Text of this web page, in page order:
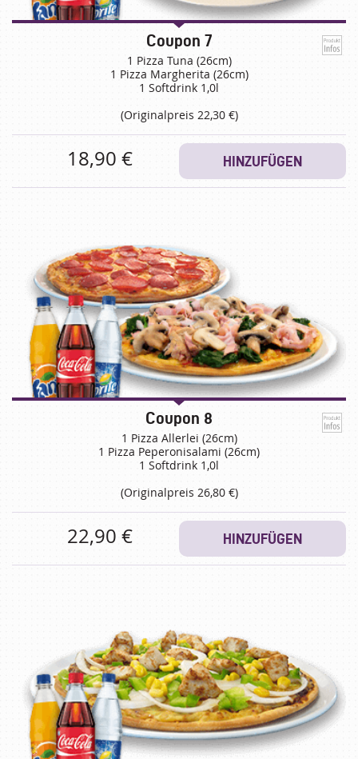
Coupon 7
1 Pizza Tuna (26cm)
1 Pizza Margherita (26cm)
1 Softdrink 1,0l
(Originalpreis 22,30 €)
18,90 € HINZUFÜGEN
Coupon 8
1 Pizza Allerlei (26cm)
1 Pizza Peperonisalami (26cm)
1 Softdrink 1,0l
(Originalpreis 26,80 €)
22,90 € HINZUFÜGEN